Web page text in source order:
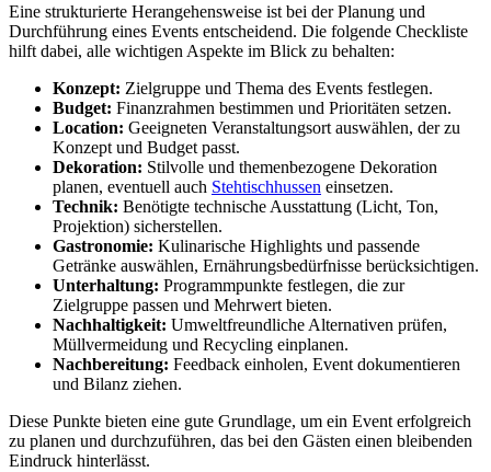
Eine strukturierte Herangehensweise ist bei der Planung und
Durchführung eines Events entscheidend. Die folgende Checkliste
hilft dabei, alle wichtigen Aspekte im Blick zu behalten:
Konzept: Zielgruppe und Thema des Events festlegen.
Budget: Finanzrahmen bestimmen und Prioritäten setzen.
Location: Geeigneten Veranstaltungsort auswählen, der zu
Konzept und Budget passt.
Dekoration: Stilvolle und themenbezogene Dekoration
planen, eventuell auch Stehtischhussen einsetzen.
Technik: Benötigte technische Ausstattung (Licht, Ton,
Projektion) sicherstellen.
Gastronomie: Kulinarische Highlights und passende
Getränke auswählen, Ernährungsbedürfnisse berücksichtigen.
Unterhaltung: Programmpunkte festlegen, die zur
Zielgruppe passen und Mehrwert bieten.
Nachhaltigkeit: Umweltfreundliche Alternativen prüfen,
Müllvermeidung und Recycling einplanen.
Nachbereitung: Feedback einholen, Event dokumentieren
und Bilanz ziehen.
Diese Punkte bieten eine gute Grundlage, um ein Event erfolgreich
zu planen und durchzuführen, das bei den Gästen einen bleibenden
Eindruck hinterlässt.